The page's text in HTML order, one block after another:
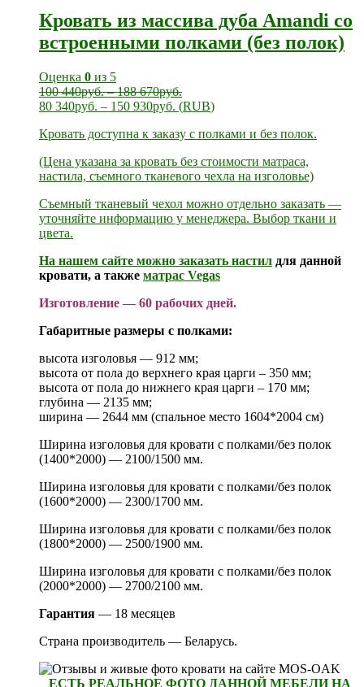
Кровать из массива дуба Amandi со
встроенными полками (без полок)
Оценка 0 из 5
100 440руб.–188 670руб.
80 340руб. – 150 930руб. (RUB)
Кровать доступна к заказу с полками и без полок.
(Цена указана за кровать без стоимости матраса,
настила, съемного тканевого чехла на изголовье)
Съемный тканевый чехол можно отдельно заказать —
уточняйте информацию у менеджера. Выбор ткани и
цвета.
На нашем сайте можно заказать настил для данной
кровати, а также матрас Vegas
Изготовление — 60 рабочих дней.
Габаритные размеры с полками:
высота изголовья — 912 мм;
высота от пола до верхнего края царги – 350 мм;
высота от пола до нижнего края царги – 170 мм;
глубина — 2135 мм;
ширина — 2644 мм (спальное место 1604*2004 см)
Ширина изголовья для кровати с полками/без полок
(1400*2000) — 2100/1500 мм.
Ширина изголовья для кровати с полками/без полок
(1600*2000) — 2300/1700 мм.
Ширина изголовья для кровати с полками/без полок
(1800*2000) — 2500/1900 мм.
Ширина изголовья для кровати с полками/без полок
(2000*2000) — 2700/2100 мм.
Гарантия — 18 месяцев
Страна производитель — Беларусь.
ЕСТЬ РЕАЛЬНОЕ ФОТО ДАННОЙ МЕБЕЛИ НА